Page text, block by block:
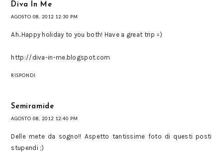
Diva In Me
AGOSTO 08, 2012 12:30 PM
Ah..Happy holiday to you both! Have a great trip =)
http://diva-in-me.blogspot.com
RISPONDI
Semiramide
AGOSTO 08, 2012 12:40 PM
Delle mete da sogno!! Aspetto tantissime foto di questi posti
stupendi ;)